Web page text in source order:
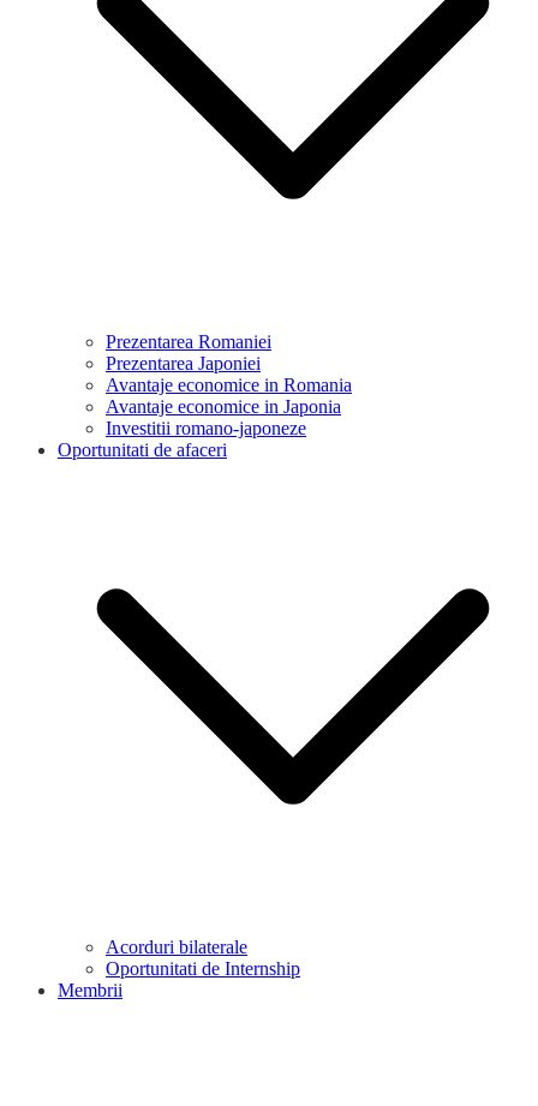
Prezentarea Romaniei
Prezentarea Japoniei
Avantaje economice in Romania
Avantaje economice in Japonia
Investitii romano-japoneze
Oportunitati de afaceri
Acorduri bilaterale
Oportunitati de Internship
Membrii